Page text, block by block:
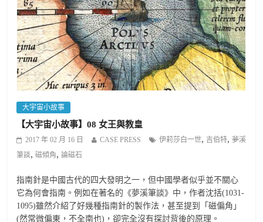
大宇宙小故事
【大宇宙小故事】08 女王與教皇
2017 年 02 月 16 日 CASE PRESS 伊莉莎白一世,吉伯特,夢溪
筆談,磁傾角,論磁石
指南針是中國古代的四大發明之一，但中國學者似乎並不關心
它為何會指南。例如在著名的《夢溪筆談》中，作者沈括(1031-
1095)雖然介紹了好幾種指南針的製作法，甚至提到「磁偏角」
(然常微偏東，不全南也)，卻完全沒有探討背後的原理。